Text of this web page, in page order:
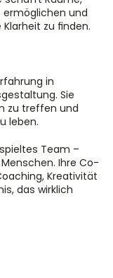
ermöglichen und
zu finden.
in
Sie
zu treffen und
leben.
Team –
Ihre Co-
Kreativität
das wirklich